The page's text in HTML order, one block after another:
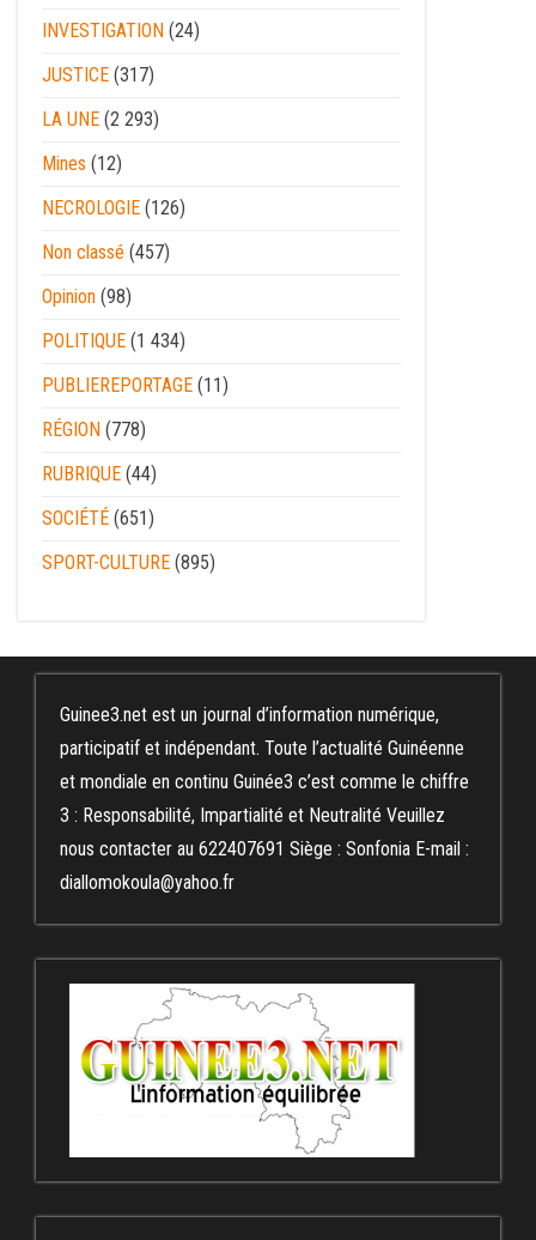
INVESTIGATION (24)
JUSTICE (317)
LA UNE (2 293)
Mines (12)
NECROLOGIE (126)
Non classé (457)
Opinion (98)
POLITIQUE (1 434)
PUBLIEREPORTAGE (11)
RÉGION (778)
RUBRIQUE (44)
SOCIÉTÉ (651)
SPORT-CULTURE (895)
Guinee3.net est un journal d’information numérique,
participatif et indépendant. Toute l’actualité Guinéenne
et mondiale en continu Guinée3 c’est comme le chiffre
3 : Responsabilité, Impartialité et Neutralité Veuillez
nous contacter au 622407691 Siège : Sonfonia E-mail :
diallomokoula@yahoo.fr